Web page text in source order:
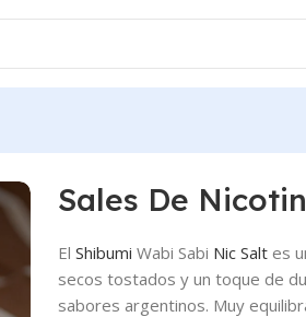
Sales De
El Shibumi Wabi Sabi Nic Salt es
secos tostados y un toque de
sabores argentinos. Muy